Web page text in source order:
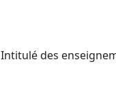
Intitulé des